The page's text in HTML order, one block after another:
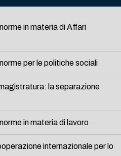
in materia di Affari
per le politiche sociali
la separazione
in materia di lavoro
internazionale per lo